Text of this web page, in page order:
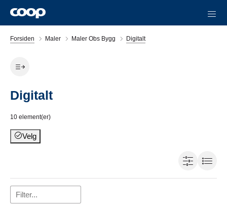
Forsiden Maler Maler Obs Bygg Digitalt
Digitalt
10 element(er)
Velg